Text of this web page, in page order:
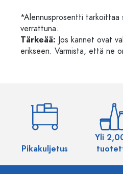
*Alennusprosentti tarkoittaa
verrattuna.
Tärkeää: Jos kannet ovat
erikseen. Varmista, että ne
Pikakuljetus
Yli